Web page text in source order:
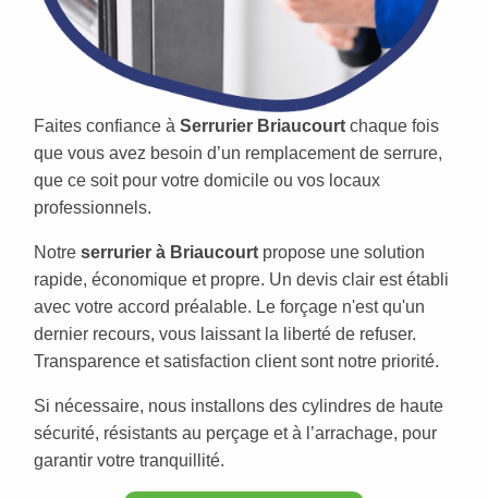
Faites confiance à Serrurier Briaucourt chaque fois
que vous avez besoin d’un remplacement de serrure,
que ce soit pour votre domicile ou vos locaux
professionnels.
Notre serrurier à Briaucourt propose une solution
rapide, économique et propre. Un devis clair est établi
avec votre accord préalable. Le forçage n'est qu'un
dernier recours, vous laissant la liberté de refuser.
Transparence et satisfaction client sont notre priorité.
Si nécessaire, nous installons des cylindres de haute
sécurité, résistants au perçage et à l’arrachage, pour
garantir votre tranquillité.